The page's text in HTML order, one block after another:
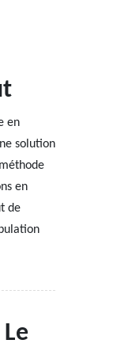
en
solution
en
de